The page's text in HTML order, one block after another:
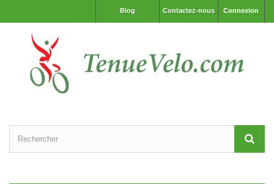
Connexion
Contactez-nous
Blog